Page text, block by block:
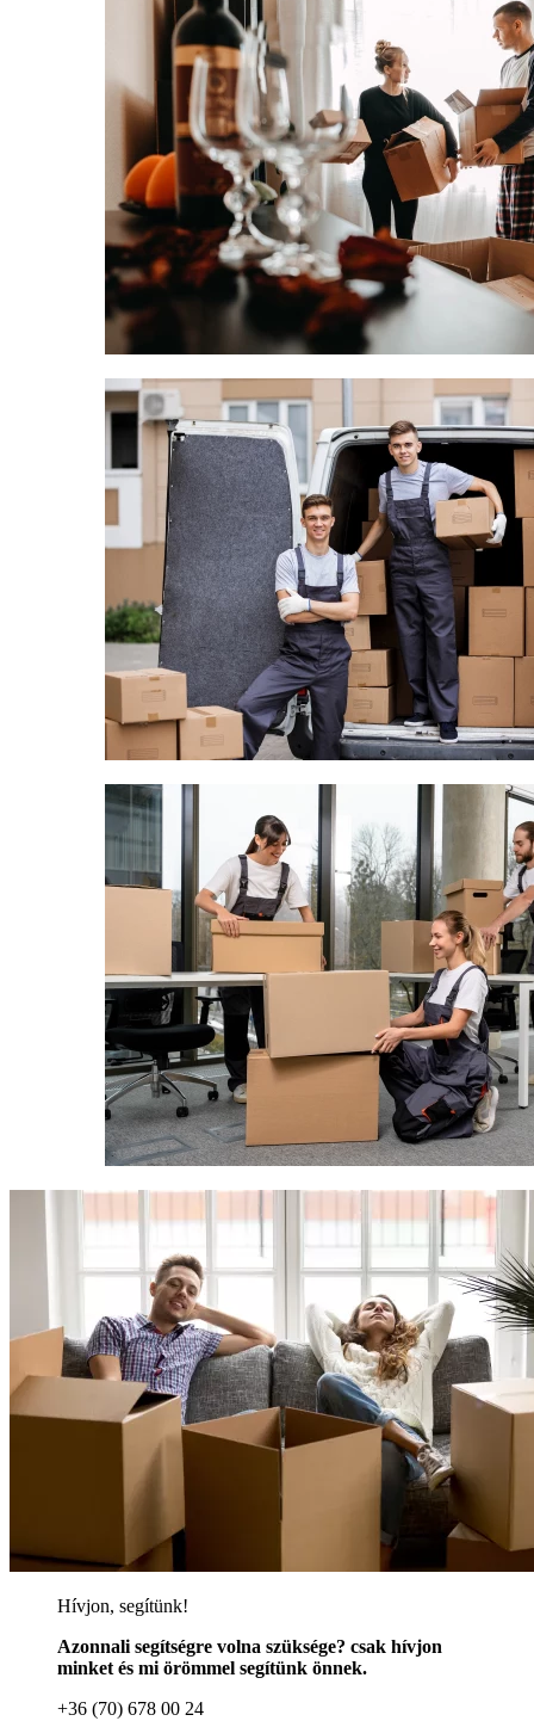
Hívjon, segítünk!
Azonnali segítségre volna szüksége? csak hívjon
minket és mi örömmel segítünk önnek.
+36 (70) 678 00 24